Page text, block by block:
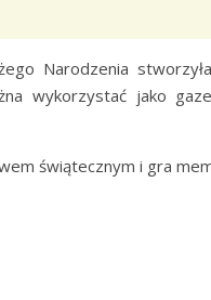
Narodzenia
wykorzystać jako
świątecznym i gra